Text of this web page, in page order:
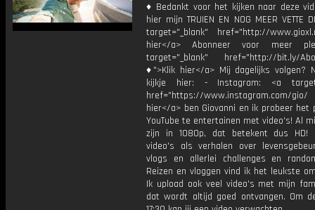
♦ Bedankt voor het kijken naar deze
hier mijn TRUIEN EN NOG MEER VETTE
target="_blank" href="http://
hier</a> Abonneer voor meer
target="_blank" href="http://bit.ly/
♦">Klik hier</a> Mij dagelijks volgen?
kijkje hier: - Instagram: <a
href="https://www.instagram.com/
hier</a> ben Giovanni en ik probeer het
YouTube te entertainen met video's! Al
zijn in 1080p, dat betekent dus HD!
video's als verhalen over
vlogs en allerlei challenges en
Reizen en vloggen vind ik het leukste
Ik upload ook veel video's met mijn
dat wordt altijd goed ontvangen. Om